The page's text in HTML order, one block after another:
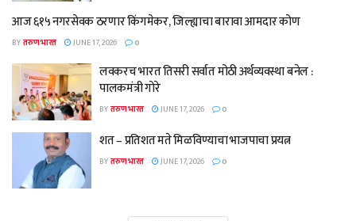
आज ६१५ नगरसेवक ठरणार किंगमेकर, जिल्ह्याचा बारावा आमदार कोण
BYतरुण भारत JUNE 17, 2026 0
लवकरच भारत तिसरी सर्वात मोठी अर्थव्यवस्था बनेल :
पालकमंत्री गोरे
BYतरुण भारत JUNE 17, 2026 0
शत – प्रतिशत मते मिळविण्याचा भाजपाचा प्रयत्न
BYतरुण भारत JUNE 17, 2026 0